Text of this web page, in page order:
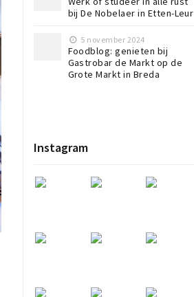
bij De Nobelaer in Etten-Leur
5 november 2024
Foodblog: genieten bij
Gastrobar de Markt op de
Grote Markt in Breda
Instagram